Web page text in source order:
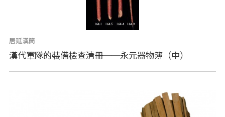
居延漢簡
漢代軍隊的裝備檢查清冊──永元器物簿（中）